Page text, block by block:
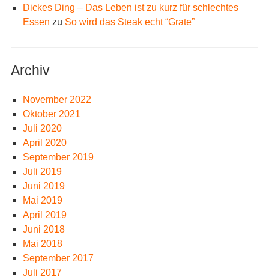
Dickes Ding – Das Leben ist zu kurz für schlechtes
Essen zu So wird das Steak echt “Grate”
Archiv
November 2022
Oktober 2021
Juli 2020
April 2020
September 2019
Juli 2019
Juni 2019
Mai 2019
April 2019
Juni 2018
Mai 2018
September 2017
Juli 2017